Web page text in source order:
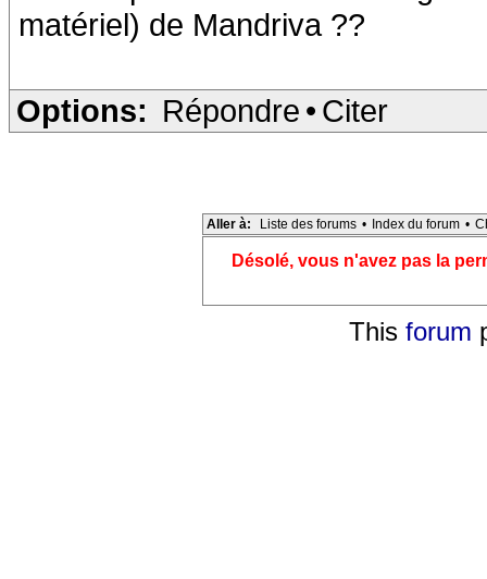
matériel) de Mandriva ??
Options: Répondre • Citer
Aller à: Liste des forums • Index du forum •
Désolé, vous n'avez pas la
This forum